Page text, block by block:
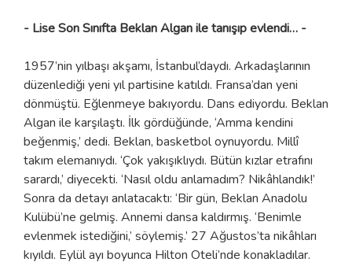
- Lise Son Sınıfta Beklan Algan ile tanışıp evlendi… -
1957’nin yılbaşı akşamı, İstanbul’daydı. Arkadaşlarının
düzenlediği yeni yıl partisine katıldı. Fransa’dan yeni
dönmüştü. Eğlenmeye bakıyordu. Dans ediyordu. Beklan
Algan ile karşılaştı. İlk gördüğünde, ‘Amma kendini
beğenmiş,’ dedi. Beklan, basketbol oynuyordu. Millî
takım elemanıydı. ‘Çok yakışıklıydı. Bütün kızlar etrafını
sarardı,’ diyecekti. ‘Nasıl oldu anlamadım? Nikâhlandık!’
Sonra da detayı anlatacaktı: ‘Bir gün, Beklan Anadolu
Kulübü’ne gelmiş. Annemi dansa kaldırmış. ‘Benimle
evlenmek istediğini,’ söylemiş.’ 27 Ağustos’ta nikâhları
kıyıldı. Eylül ayı boyunca Hilton Oteli’nde konakladılar.